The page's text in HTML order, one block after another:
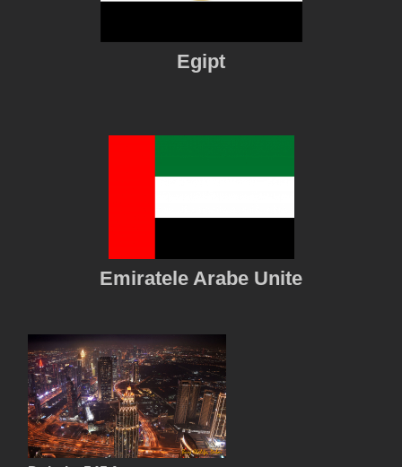
Egipt
Emiratele Arabe Unite